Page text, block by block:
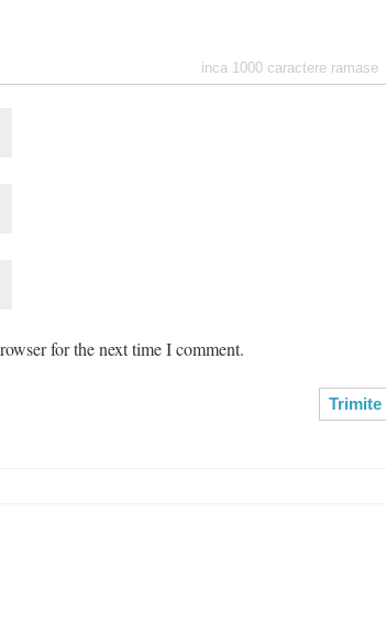
inca 1000 caractere ramase
for the next time I comment.